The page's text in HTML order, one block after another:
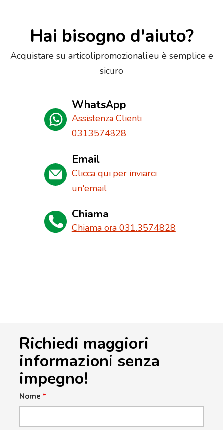
Hai bisogno d'aiuto?
Acquistare su articolipromozionali.eu è semplice e
sicuro
WhatsApp
Assistenza Clienti
0313574828
Email
Clicca qui per inviarci
un'email
Chiama
Chiama ora 031.3574828
Richiedi maggiori
informazioni senza
impegno!
Nome *